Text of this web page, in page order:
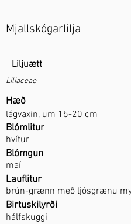
Mjallskógarlilja
Liljuætt
Liliaceae
Hæð
lágvaxin, um 15-20 cm
Blómlitur
hvítur
Blómgun
maí
Lauflitur
brún-grænn með ljósgrænu
Birtuskilyrði
hálfskuggi